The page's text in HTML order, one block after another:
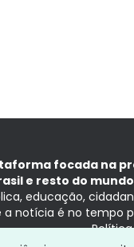
focada na
e resto do
educação,
a notícia é no tempo